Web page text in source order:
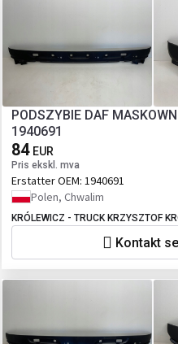
PODSZYBIE DAF
1940691
84 EUR
Pris ekskl. mva
Erstatter OEM: 1940691
Polen, Chwalim
KRÓLEWICZ - TRUCK KRZYSZTOF
Kontakt